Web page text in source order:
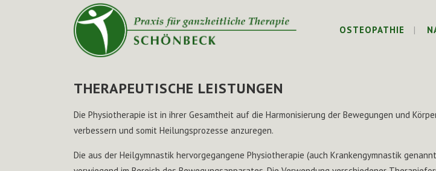
OSTEOPATHIE
THERAPEUTISCHE LEISTUNGEN
Die Physiotherapie ist in ihrer Gesamtheit auf die Harmonisierung der Bewegungen und
verbessern und somit Heilungsprozesse anzuregen.
Die aus der Heilgymnastik hervorgegangene Physiotherapie (auch Krankengymnastik